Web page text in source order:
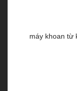
máy khoan từ